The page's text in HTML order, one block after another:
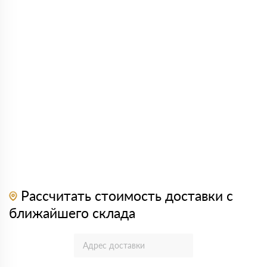
Рассчитать стоимость доставки с
ближайшего склада